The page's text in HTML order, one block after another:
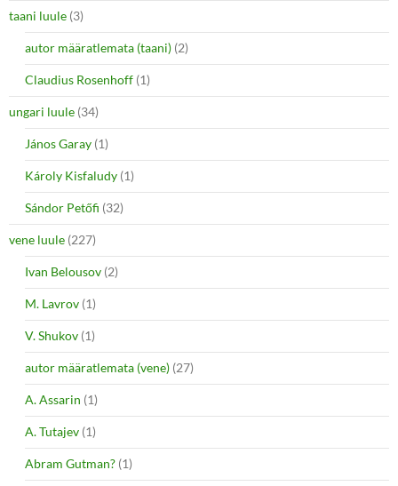
taani luule (3)
autor määratlemata (taani) (2)
Claudius Rosenhoff (1)
ungari luule (34)
János Garay (1)
Károly Kisfaludy (1)
Sándor Petőfi (32)
vene luule (227)
Ivan Belousov (2)
M. Lavrov (1)
V. Shukov (1)
autor määratlemata (vene) (27)
A. Assarin (1)
A. Tutajev (1)
Abram Gutman? (1)